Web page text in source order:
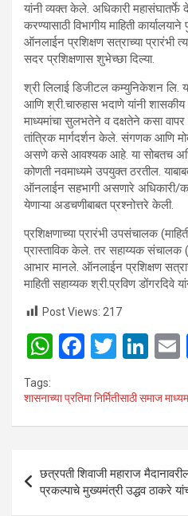
यांनी व्यक्त केले. अधिकारी
करण्यासाठी विभागीय माहिती
ऑनलाईन प्रशिक्षण सत्राच्या प्रारंभी
सदर प्रशिक्षणास शुभेच्छा दिल्या.
श्री लिलाई डिजीटल कम्युनिकेशन लि.
आणि श्री.चारुहास भदाणे यांनी शासकीय
माध्यमांचा सुलभतेने व दक्षतेने कसा वापर
तांत्रिक मार्गदर्शन केले. संगणक आणि
असणे कसे आवश्यक आहे. या सोबतच
कोणती नवमाध्यमे उपयुक्त ठरतील.
ऑनलाईन सहभागी असणारे अधिकारी/
येणाऱ्या अडचणीबाबत प्रश्नोत्तरे केली.
प्रशिक्षणाच्या प्रारंभी उपसंचालक
प्रास्ताविक केले. तर सहाय्यक संचालक
आभार मानले. ऑनलाईन प्रशिक्षण
माहिती सहाय्यक श्री.प्रविण डोंगरदिवे
Post Views: 217
W
at
s
p
p
F
ce
b
o
k
T
tt
er
Li
ke
dI
Tags:
शासनाच्या प्रतिमा निर्मितीसाठी समाज
navigation
छत्रपती शिवाजी महाराज
प्रकल्पाचे मुख्यमंत्री उद्धव ठाकरे